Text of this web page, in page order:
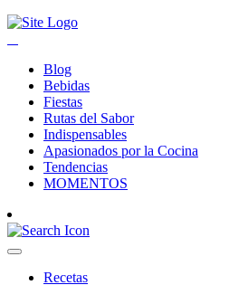
Blog
Bebidas
Fiestas
Rutas del Sabor
Indispensables
Apasionados por la Cocina
Tendencias
MOMENTOS
Recetas